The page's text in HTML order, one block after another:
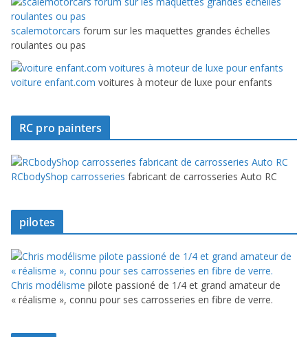
scalemotorcars forum sur les maquettes grandes échelles
roulantes ou pas
voiture enfant.com voitures à moteur de luxe pour enfants
RC pro painters
RCbodyShop carrosseries fabricant de carrosseries Auto RC
pilotes
Chris modélisme pilote passioné de 1/4 et grand amateur de
« réalisme », connu pour ses carrosseries en fibre de verre.